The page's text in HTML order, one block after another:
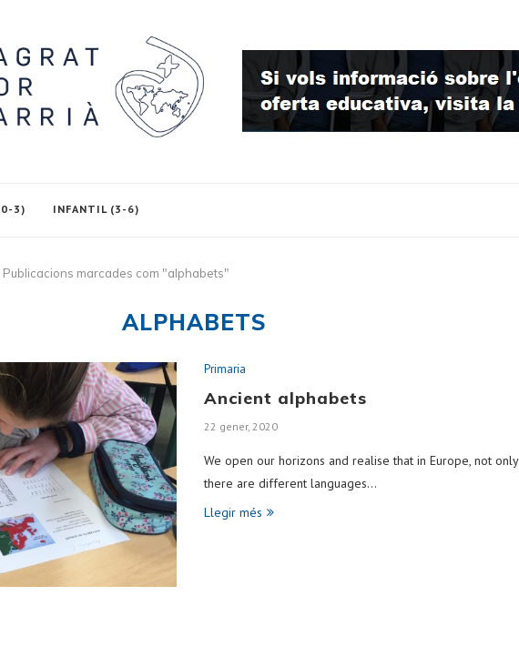
3) INFANTIL (3-6)
Publicacions marcades com "alphabets"
ALPHABETS
Primaria
Ancient alphabets
22 gener, 2020
We open our horizons and realise that in Europe, not only
there are different languages…
Llegir més